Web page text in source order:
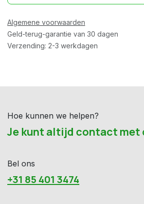
Algemene voorwaarden
Geld-terug-garantie van 30 dagen
Verzending: 2-3 werkdagen
Hoe kunnen we helpen?
Je kunt altijd contact met
Bel ons
+31 85 401 3474